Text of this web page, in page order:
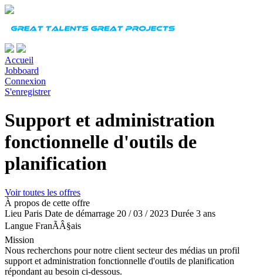
Accueil
Jobboard
Connexion
S'enregistrer
Support et administration
fonctionnelle d'outils de
planification
Voir toutes les offres
À propos de cette offre
Lieu Paris Date de démarrage 20 / 03 / 2023 Durée 3 ans
Langue FranÃÂ§ais
Mission
Nous recherchons pour notre client secteur des médias un profil
support et administration fonctionnelle d'outils de planification
répondant au besoin ci-dessous.